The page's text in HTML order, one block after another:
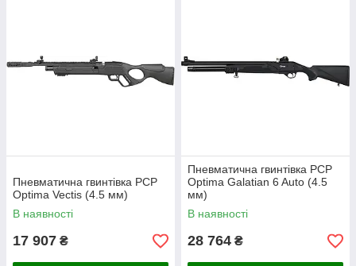
Пневматична гвинтівка PCP
Optima Vectis (4.5 мм)
В наявності
17 907 ₴
Пневматична гвинтівка PCP
Optima Galatian 6 Auto (4.5
мм)
В наявності
28 764 ₴